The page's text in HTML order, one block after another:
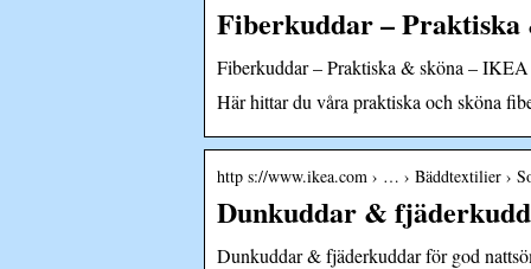
Fiberkuddar –
Fiberkuddar – Praktiska & sköna – IKEA
Här hittar du våra praktiska och sköna
http s://www.ikea.com › … › Bäddtextilier ›
Dunkuddar &
Dunkuddar & fjäderkuddar för god